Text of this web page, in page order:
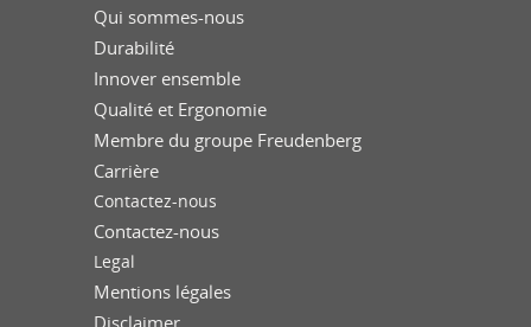
Qui sommes-nous
Durabilité
Innover ensemble
Qualité et Ergonomie
Membre du groupe Freudenberg
Carrière
Contactez-nous
Contactez-nous
Legal
Mentions légales
Disclaimer